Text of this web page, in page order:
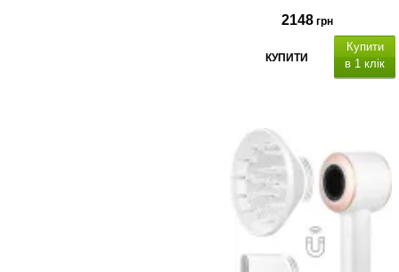
2148 грн
КУПИТИ
Купити
в 1 клік